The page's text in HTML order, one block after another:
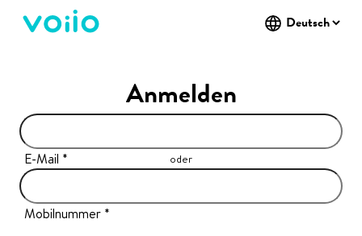
Anmelden
E-Mail oder
Mobilnummer